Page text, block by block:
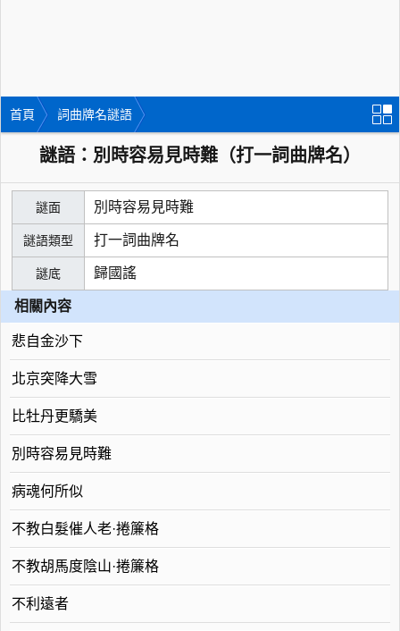
首頁 詞曲牌名謎語
謎語：別時容易見時難（打一詞曲牌名）
謎面 別時容易見時難
謎語類型 打一詞曲牌名
謎底 歸國謠
相關內容
悲自金沙下
北京突降大雪
比牡丹更驕美
別時容易見時難
病魂何所似
不教白髮催人老·捲簾格
不教胡馬度陰山·捲簾格
不利遠者